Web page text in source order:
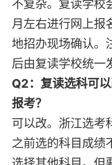
不复杂。复读学校
月左右进行网上报
地招办现场确认。
后由复读学校统一
Q2：复读选科可
报考？
可以改。浙江选考
之前选的科目成绩